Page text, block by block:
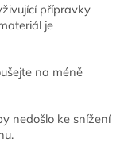
přípravky
je
na méně
nedošlo ke snížení